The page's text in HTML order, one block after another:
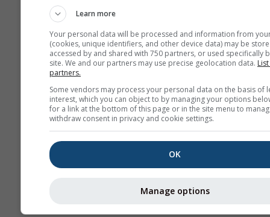
Learn more
Your personal data will be processed and information from
(cookies, unique identifiers, and other device data) may be
accessed by and shared with 750 partners, or used specifically
site. We and our partners may use precise geolocation data.
partners.
Some vendors may process your personal data on the basis of
interest, which you can object to by managing your options
for a link at the bottom of this page or in the site menu to
withdraw consent in privacy and cookie settings.
OK
Manage options